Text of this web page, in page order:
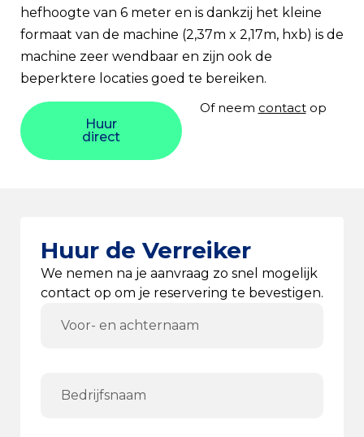
hefhoogte van 6 meter en is dankzij het kleine
formaat van de machine (2,37m x 2,17m, hxb) is de
machine zeer wendbaar en zijn ook de
beperktere locaties goed te bereiken.
Huur
direct
Of neem contactop
Huur de Verreiker
We nemen na je aanvraag zo snel mogelijk
contact op om je reservering te bevestigen.